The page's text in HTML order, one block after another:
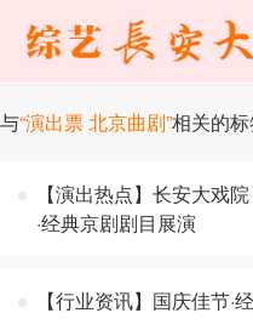
与“演出票 北京曲剧”相关的
【演出热点】长安大戏
·经典京剧剧目展演
【行业资讯】国庆佳节